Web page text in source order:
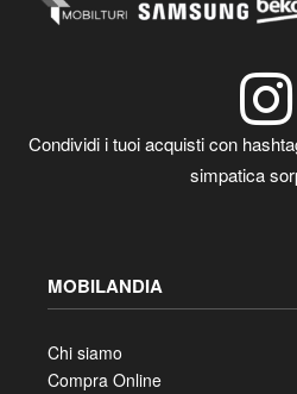
Condividi i tuoi acquisti con
simpatica
MOBILANDIA
Chi siamo
Compra Online